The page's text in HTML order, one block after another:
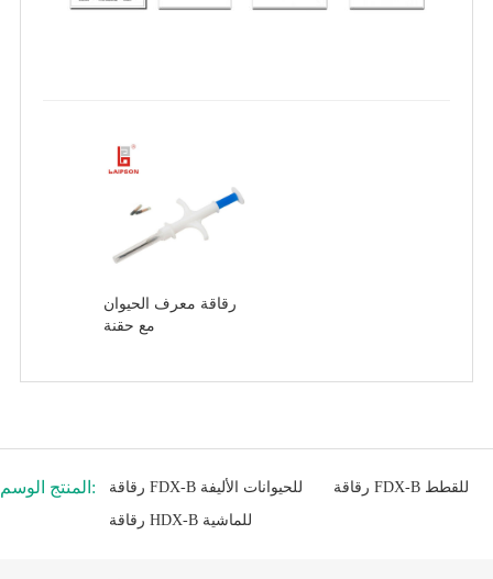
رقاقة معرف الحيوان
مع حقنة
المنتج الوسم: رقاقة FDX-B للحيوانات الأليفة
رقاقة FDX-B للقطط
رقاقة HDX-B للماشية